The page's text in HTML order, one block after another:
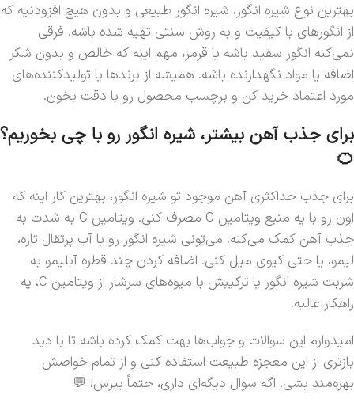
بهترین نوع شیره انگور، شیره انگور طبیعی و بدون هیچ افزودنیه که
از انگورهای با کیفیت و به روش سنتی تهیه شده باشه. فرقی
نمی‌کنه انگور سفید باشه یا قرمز، مهم اینه که خالص و بدون شکر
اضافه یا مواد نگهدارنده باشه. همیشه از برندها یا تولیدکننده‌های
مورد اعتماد خرید کن و برچسب محصول رو با دقت بخون.
برای جذب آهن بیشتر، شیره انگور رو با چی بخوریم؟
🍊
برای جذب حداکثری آهن موجود تو شیره انگور، بهترین کار اینه که
اون رو با یه منبع ویتامین C مصرف کنی. ویتامین C به شدت به
جذب آهن کمک می‌کنه. می‌تونی شیره انگور رو با آب پرتقال تازه،
لیمو، یا حتی کیوی میل کنی. اضافه کردن چند قطره آبلیمو به
شربت شیره انگور یا ترکیبش با میوه‌های سرشار از ویتامین C، یه
راهکار عالیه.
امیدوارم این سوالات و جواب‌ها بهت کمک کرده باشه تا با دید
بازتری از این معجزه طبیعت استفاده کنی و از تمام خواصش
بهره‌مند بشی. اگه سوال دیگه‌ای داری، حتماً بپرس! 💬